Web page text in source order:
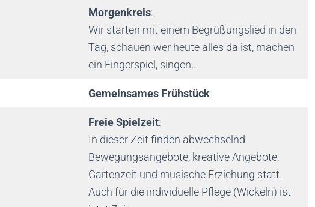
Morgenkreis:
Wir starten mit einem Begrüßungslied in den
Tag, schauen wer heute alles da ist, machen
ein Fingerspiel, singen…
Gemeinsames Frühstück
Freie Spielzeit:
In dieser Zeit finden abwechselnd
Bewegungsangebote, kreative Angebote,
Gartenzeit und musische Erziehung statt.
Auch für die individuelle Pflege (Wickeln) ist